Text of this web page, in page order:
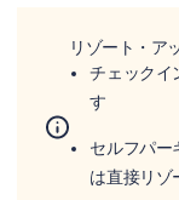
リゾート・ア
チェックイ
す
セルフパー
は直接リゾ